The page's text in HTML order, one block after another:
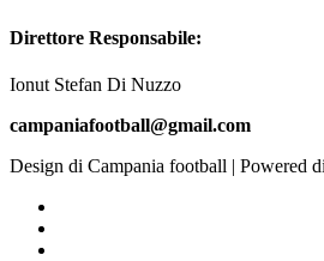
Direttore Responsabile:
Ionut Stefan Di Nuzzo
campaniafootball@gmail.com
Design di Campania football | Powered